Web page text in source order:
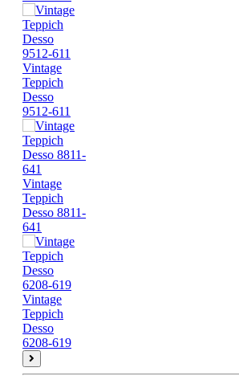
Vintage
Teppich
Desso
9512-611
Vintage
Teppich
Desso 8811-
641
Vintage
Teppich
Desso
6208-619